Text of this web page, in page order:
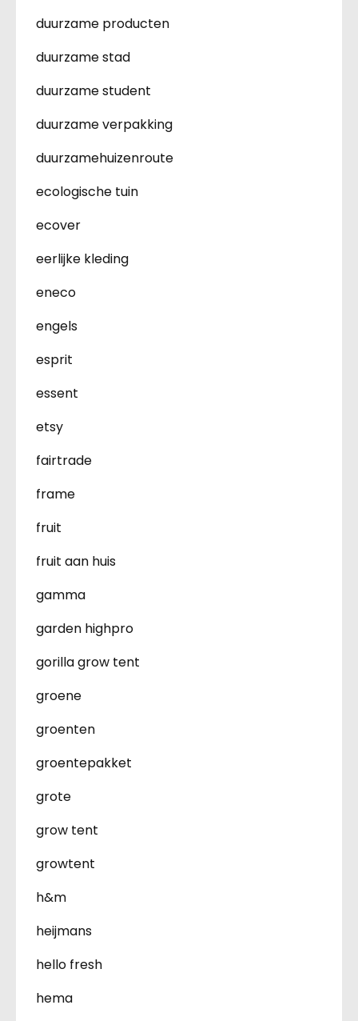
duurzame producten
duurzame stad
duurzame student
duurzame verpakking
duurzamehuizenroute
ecologische tuin
ecover
eerlijke kleding
eneco
engels
esprit
essent
etsy
fairtrade
frame
fruit
fruit aan huis
gamma
garden highpro
gorilla grow tent
groene
groenten
groentepakket
grote
grow tent
growtent
h&m
heijmans
hello fresh
hema